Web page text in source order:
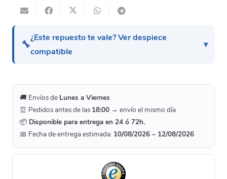
🔧
¿Este repuesto te vale? Ver despiece
compatible
🚚 Envíos de Lunes a Viernes
⏰ Pedidos antes de las 18:00 → envío el mismo día
📦 Disponible para entrega en 24 ó 72h.
📅 Fecha de entrega estimada: 10/08/2026 – 12/08/2026